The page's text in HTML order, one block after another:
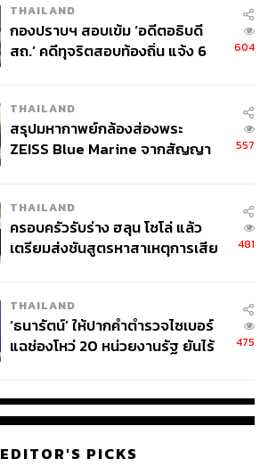
THAILAND
กองปราบฯ สอบเข้ม ‘อดีตอธิบดี
สถ.’ คดีทุจริตสอบท้องถิ่น แจ้ง 6
604
THAILAND
สรุปมหากาพย์กล้องส่องพระ
ZEISS Blue Marine จากสัญญา
จ่ายหนี้-แอบระบุแบรนด์
557
THAILAND
ครอบครัวรับร่าง ฮลุน โซโล่ แล้ว
เตรียมส่งชันสูตรหาสาเหตุการเสีย
481
THAILAND
‘ธนารัตน์’ ให้ปากคำตำรวจไซเบอร์
แฉช่องโหว่ 20 หน่วยงานรัฐ ยันไร้
475
EDITOR'S PICKS